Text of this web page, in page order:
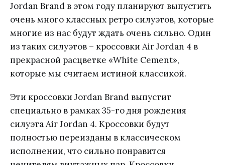
Jordan Brand в этом году планируют выпустить
очень много классных ретро силуэтов, которые
многие из нас будут ждать очень сильно. Один
из таких силуэтов – кроссовки Air Jordan 4 в
прекрасной расцветке «White Cement»,
которые мы считаем истиной классикой.
Эти кроссовки Jordan Brand выпустит
специально в рамках 35-го дня рождения
силуэта Air Jordan 4. Кроссовки будут
полностью переизданы в классическом
исполнении, что сильно понравится